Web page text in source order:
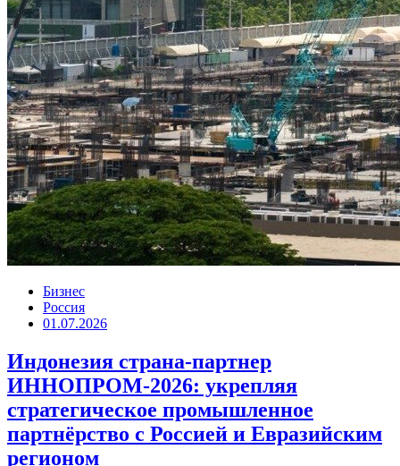
Бизнес
Россия
01.07.2026
Индонезия страна-партнер
ИННОПРОМ-2026: укрепляя
стратегическое промышленное
партнёрство с Россией и Евразийским
регионом